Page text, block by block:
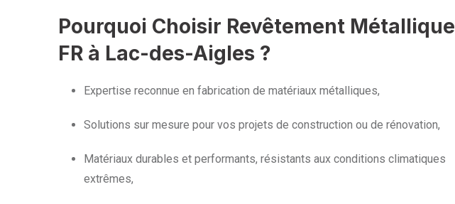
Pourquoi Choisir Revêtement Métallique
FR à Lac-des-Aigles ?
Expertise reconnue en fabrication de matériaux métalliques,
Solutions sur mesure pour vos projets de construction ou de rénovation,
Matériaux durables et performants, résistants aux conditions climatiques
extrêmes,